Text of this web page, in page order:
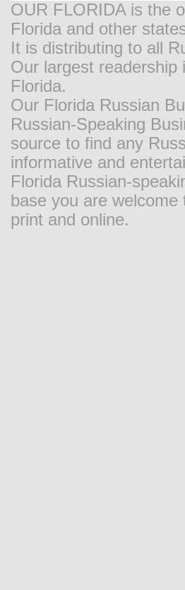
OUR FLORIDA is the
Florida and other
It is distributing to all
Our largest readership
Florida.
Our Florida Russian
Russian-Speaking
source to find any
informative and
Florida Russian-
base you are
print and online.